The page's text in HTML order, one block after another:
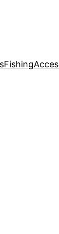
Fishing